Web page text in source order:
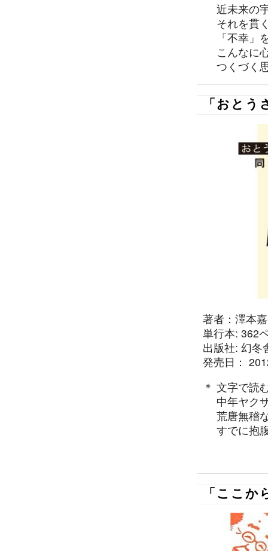
近未来の
それを貫
「不幸」
こんなに
つくづく
「おとう
著者：澤本
単行本: 362
出版社: 幻冬
発売日：
＊ 文字で読
中年ヤク
荒唐無稽
すでに抱
「ここか